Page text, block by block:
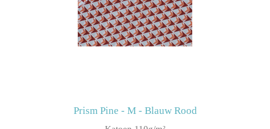
Prism Pine - M - Blauw Rood